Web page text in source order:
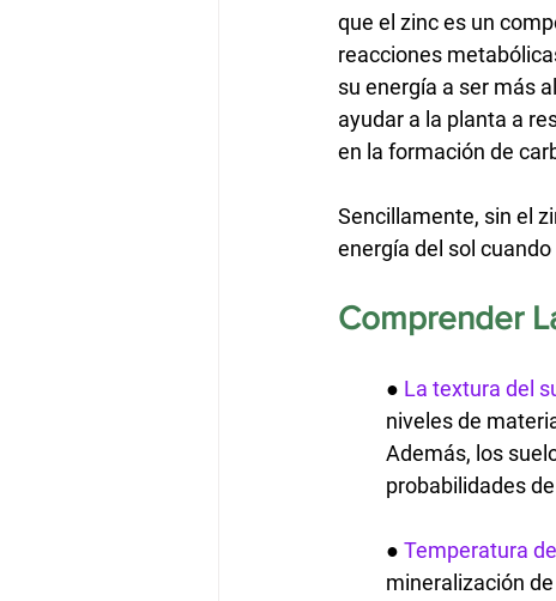
que el zinc es un
reacciones
su energía a ser más
ayudar a la planta a
en la formación de
Sencillamente, sin el
energía del sol
Comprender
● La textura del
niveles de
Además, los
probabilidades
● Temperatura
mineralización